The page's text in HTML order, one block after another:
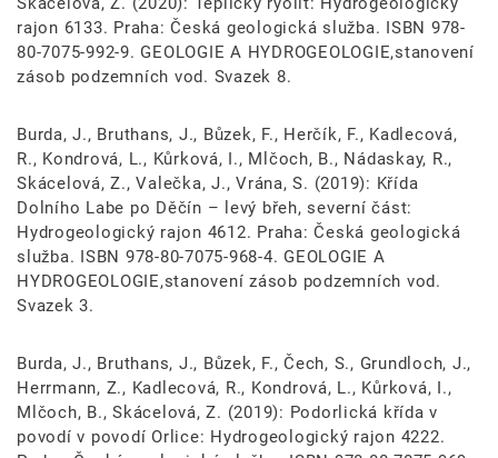
rajon 6133. Praha: Česká geologická služba. ISBN 978-
80-7075-992-9. GEOLOGIE A HYDROGEOLOGIE,stanovení
zásob podzemních vod. Svazek 8.
Burda, J., Bruthans, J., Bůzek, F., Herčík, F., Kadlecová,
R., Kondrová, L., Kůrková, I., Mlčoch, B., Nádaskay, R.,
Skácelová, Z., Valečka, J., Vrána, S. (2019): Křída
Dolního Labe po Děčín – levý břeh, severní část:
Hydrogeologický rajon 4612. Praha: Česká geologická
služba. ISBN 978-80-7075-968-4. GEOLOGIE A
HYDROGEOLOGIE,stanovení zásob podzemních vod.
Svazek 3.
Burda, J., Bruthans, J., Bůzek, F., Čech, S., Grundloch, J.,
Herrmann, Z., Kadlecová, R., Kondrová, L., Kůrková, I.,
Mlčoch, B., Skácelová, Z. (2019): Podorlická křída v
povodí v povodí Orlice: Hydrogeologický rajon 4222.